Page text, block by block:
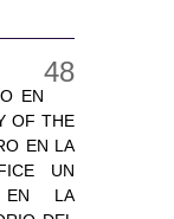
EN
OF THE
EN LA
UN
EN LA